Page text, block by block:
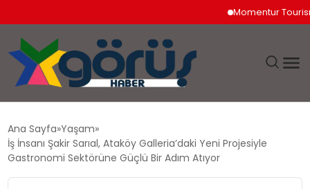
Momentur Tourism &
EKONOMI
Ana Sayfa Yaşam
İş İnsanı Şakir Sarıal, Ataköy Galleria’daki Yeni Projesiyle
Gastronomi Sektörüne Güçlü Bir Adım Atıyor